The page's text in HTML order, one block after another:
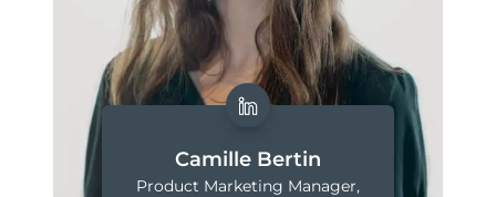
Camille Bertin
Product Marketing Manager,